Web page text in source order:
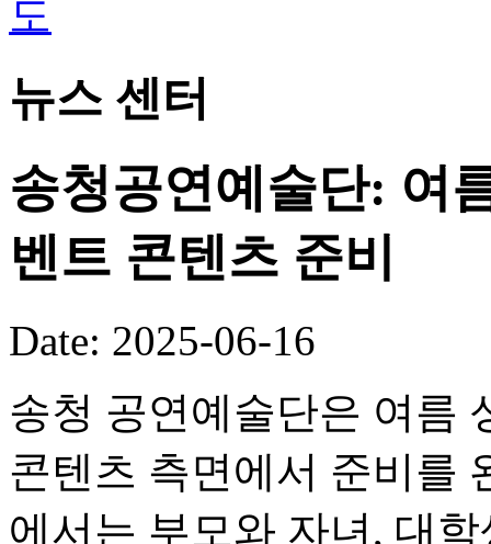
뉴스 센터
송청공연예술단: 여
벤트 콘텐츠 준비
Date: 2025-06-16
송청 공연예술단은 여름
콘텐츠 측면에서 준비를
에서는 부모와 자녀, 대